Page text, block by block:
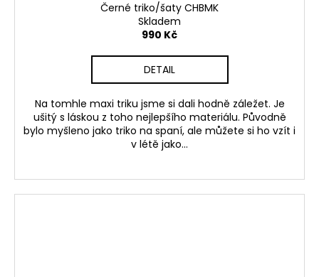
Černé triko/šaty CHBMK
Skladem
990 Kč
DETAIL
Na tomhle maxi triku jsme si dali hodně záležet. Je
ušitý s láskou z toho nejlepšího materiálu. Původně
bylo myšleno jako triko na spaní, ale můžete si ho vzít i
v létě jako...